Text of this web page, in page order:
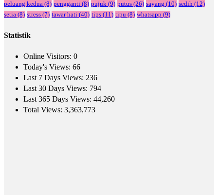
peluang kedua (8) pengganti (8) pujuk (9) putus (26) sayang (10) sedih (12)
setia (8) stress (7) tawar hati (40) tips (11) tipu (8) whatsapp (9)
Statistik
Online Visitors: 0
Today's Views: 66
Last 7 Days Views: 236
Last 30 Days Views: 794
Last 365 Days Views: 44,260
Total Views: 3,363,773